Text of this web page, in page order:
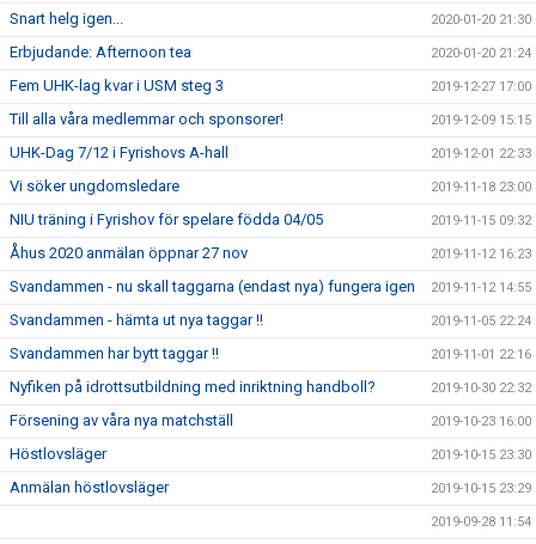
Snart helg igen... 2020-01-20 21:30
Erbjudande: Afternoon tea 2020-01-20 21:24
Fem UHK-lag kvar i USM steg 3 2019-12-27 17:00
Till alla våra medlemmar och sponsorer! 2019-12-09 15:15
UHK-Dag 7/12 i Fyrishovs A-hall 2019-12-01 22:33
Vi söker ungdomsledare 2019-11-18 23:00
NIU träning i Fyrishov för spelare födda 04/05 2019-11-15 09:32
Åhus 2020 anmälan öppnar 27 nov 2019-11-12 16:23
Svandammen - nu skall taggarna (endast nya) fungera igen 2019-11-12 14:55
Svandammen - hämta ut nya taggar !! 2019-11-05 22:24
Svandammen har bytt taggar !! 2019-11-01 22:16
Nyfiken på idrottsutbildning med inriktning handboll? 2019-10-30 22:32
Försening av våra nya matchställ 2019-10-23 16:00
Höstlovsläger 2019-10-15 23:30
Anmälan höstlovsläger 2019-10-15 23:29
2019-09-28 11:54